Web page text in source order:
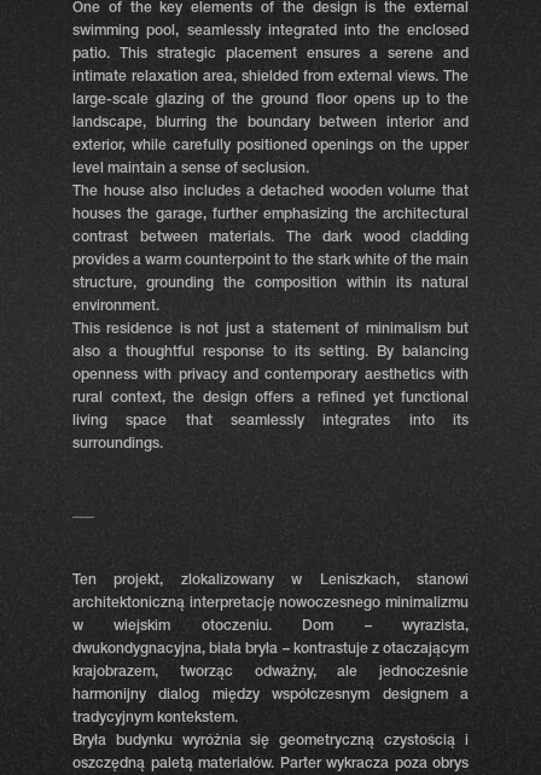
One of the key elements of the design is the external
swimming pool, seamlessly integrated into the enclosed
patio. This strategic placement ensures a serene and
intimate relaxation area, shielded from external views. The
large-scale glazing of the ground floor opens up to the
landscape, blurring the boundary between interior and
exterior, while carefully positioned openings on the upper
level maintain a sense of seclusion.
The house also includes a detached wooden volume that
houses the garage, further emphasizing the architectural
contrast between materials. The dark wood cladding
provides a warm counterpoint to the stark white of the main
structure, grounding the composition within its natural
environment.
This residence is not just a statement of minimalism but
also a thoughtful response to its setting. By balancing
openness with privacy and contemporary aesthetics with
rural context, the design offers a refined yet functional
living space that seamlessly integrates into its
surroundings.
Ten projekt, zlokalizowany w Leniszkach, stanowi
architektoniczną interpretację nowoczesnego minimalizmu
w wiejskim otoczeniu. Dom – wyrazista,
dwukondygnacyjna, biała bryła – kontrastuje z otaczającym
krajobrazem, tworząc odważny, ale jednocześnie
harmonijny dialog między współczesnym designem a
tradycyjnym kontekstem.
Bryła budynku wyróżnia się geometryczną czystością i
oszczędną paletą materiałów. Parter wykracza poza obrys